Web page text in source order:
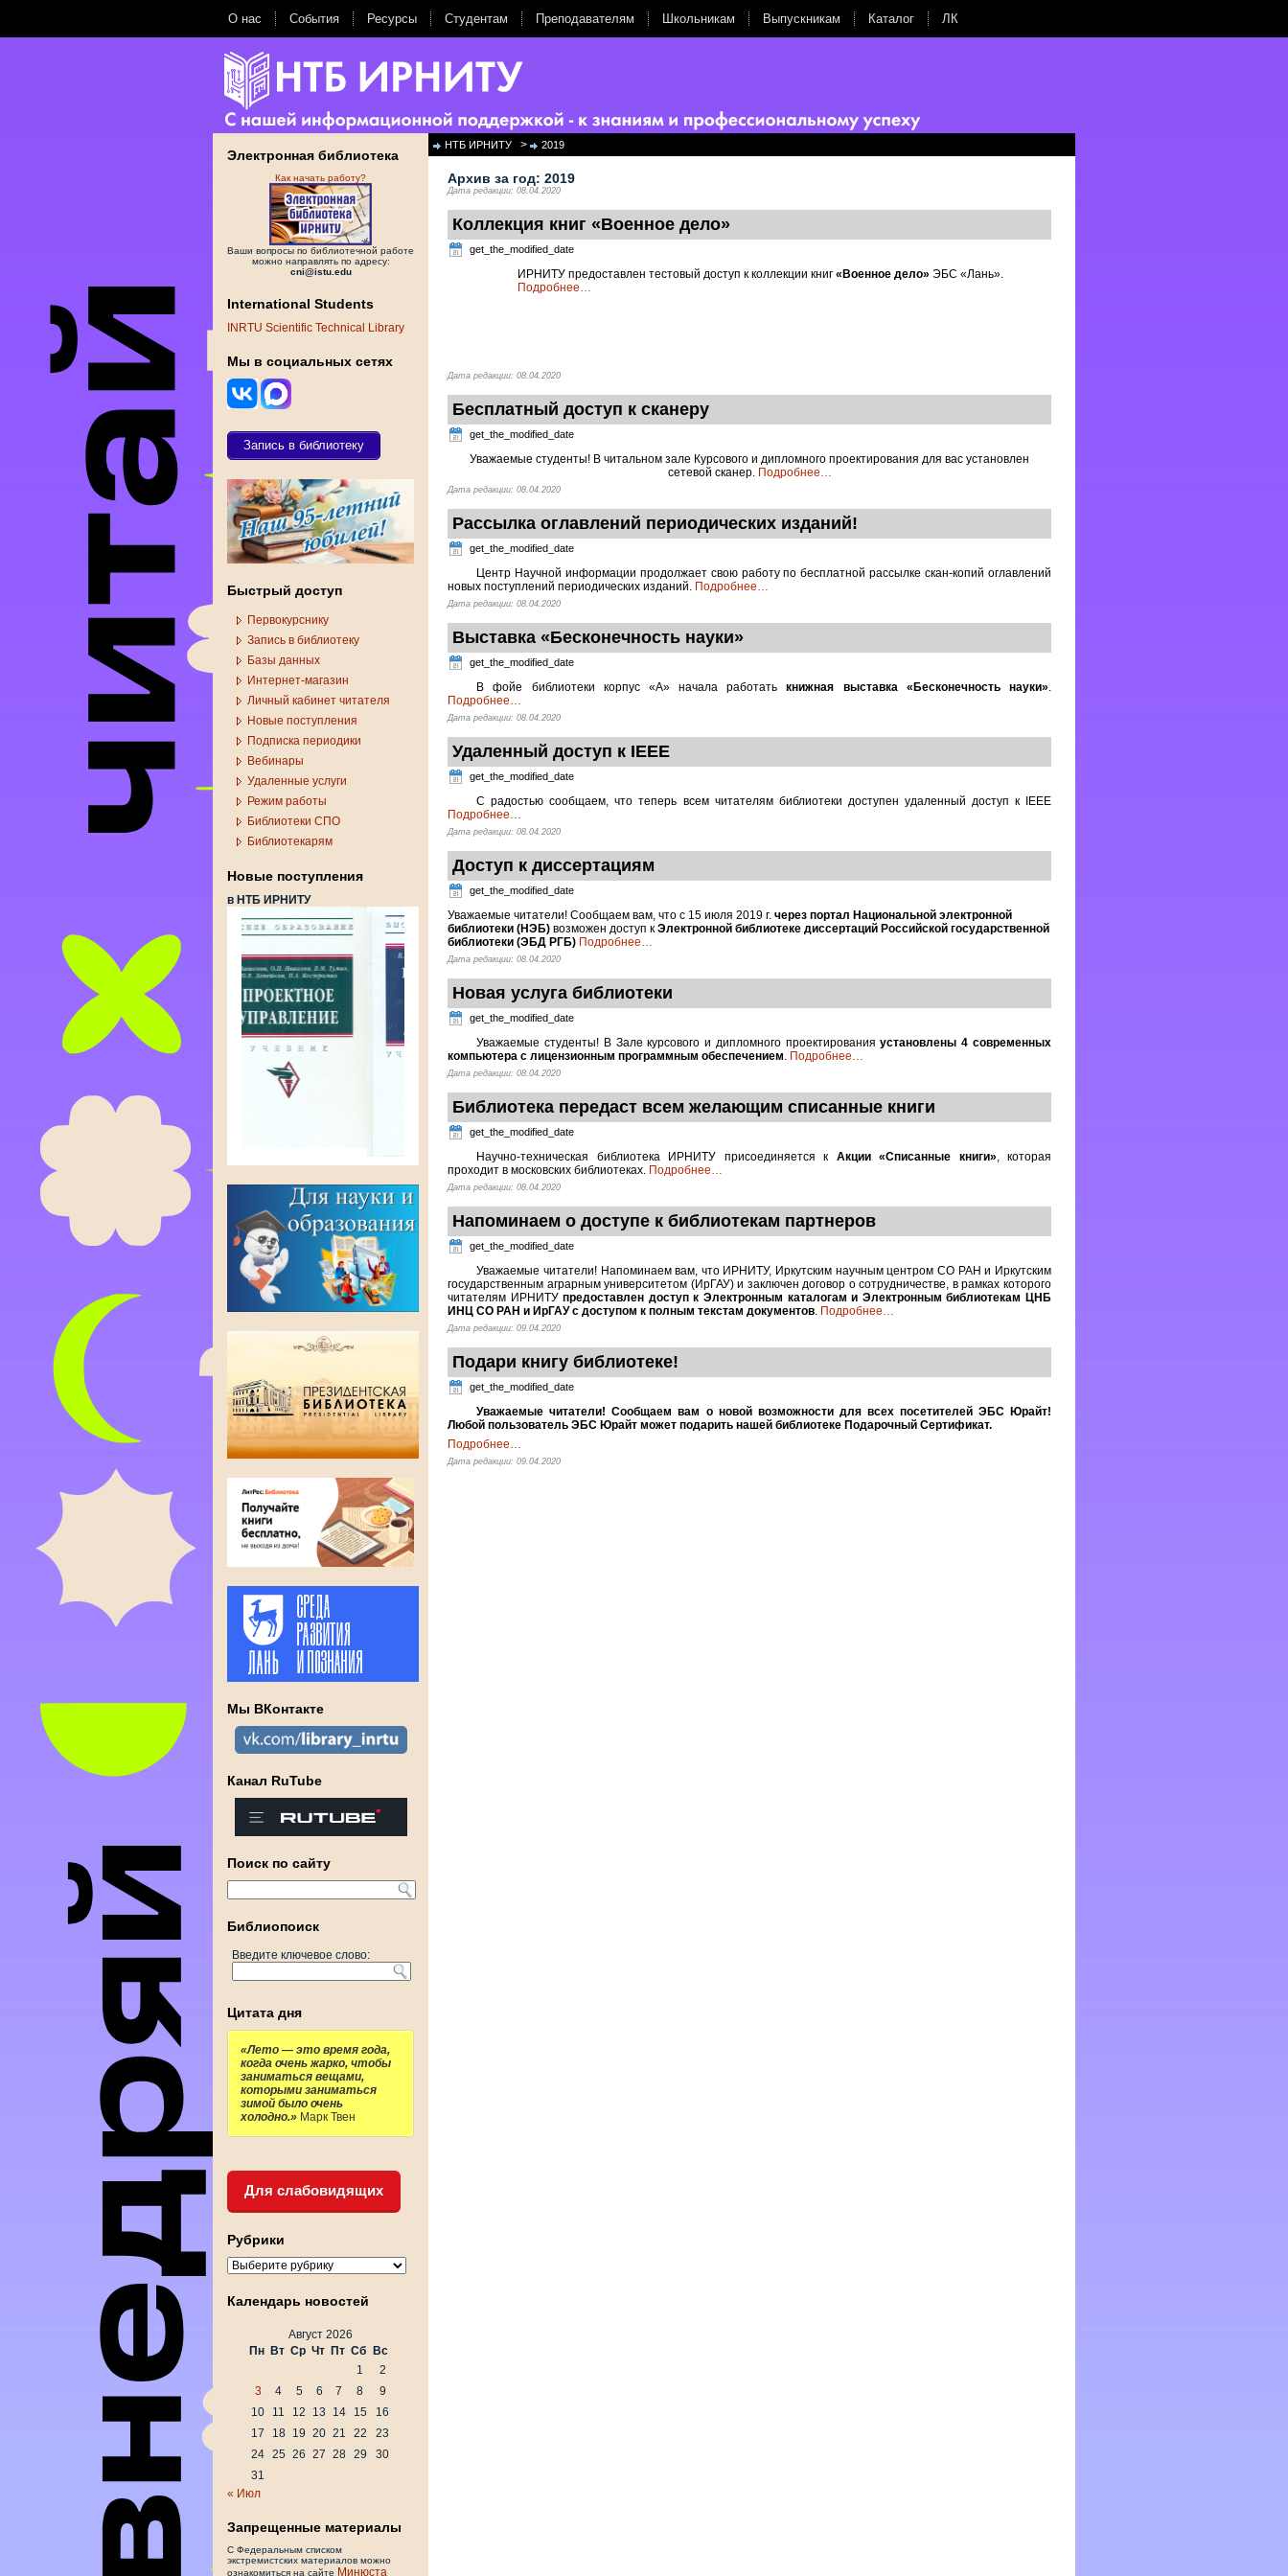
О нас События Ресурсы Студентам Преподавателям Школьникам Выпускникам Каталог ЛК
Электронная библиотека
Как начать работу?
Ваши вопросы по библиотечной работе
можно направлять по адресу:
cni@istu.edu
International Students
INRTU Scientific Technical Library
Мы в социальных сетях
Запись в библиотеку
Быстрый доступ
Первокурснику
Запись в библиотеку
Базы данных
Интернет-магазин
Личный кабинет читателя
Новые поступления
Подписка периодики
Вебинары
Удаленные услуги
Режим работы
Библиотеки СПО
Библиотекарям
Новые поступления
в НТБ ИРНИТУ
Мы ВКонтакте
Канал RuTube
Поиск по сайту
Библиопоиск
Введите ключевое слово:
Цитата дня
«Лето — это время года,
когда очень жарко, чтобы
заниматься вещами,
которыми заниматься
зимой было очень
холодно.» Марк Твен
Для слабовидящих
Рубрики
Рубрики
Календарь новостей
Август 2026
Пн Вт Ср Чт Пт Сб
Вс
1
2
3
4 5 6 7 8
9
10
11 12 13 14 15
16
17
18 19 20 21 22
23
24 25 26 27 28 29
30
31
« Июл
Запрещенные материалы
С Федеральным списком
экстремистских материалов можно
ознакомиться на сайте Минюста
НТБ ИРНИТУ > 2019
Архив за год: 2019
Дата редакции: 08.04.2020
Коллекция книг «Военное дело»
get_the_modified_date
ИРНИТУ предоставлен тестовый доступ к коллекции книг «Военное дело» ЭБС «Лань».
Подробнее…
Дата редакции: 08.04.2020
Бесплатный доступ к сканеру
get_the_modified_date
Уважаемые студенты! В читальном зале Курсового и дипломного проектирования для вас установлен
сетевой сканер. Подробнее…
Дата редакции: 08.04.2020
Рассылка оглавлений периодических изданий!
get_the_modified_date
Центр Научной информации продолжает свою работу по бесплатной рассылке скан-копий оглавлений
новых поступлений периодических изданий. Подробнее…
Дата редакции: 08.04.2020
Выставка «Бесконечность науки»
get_the_modified_date
В фойе библиотеки корпус «А» начала работатькнижная выставка «Бесконечность науки».
Подробнее…
Дата редакции: 08.04.2020
Удаленный доступ к IEEE
get_the_modified_date
С радостью сообщаем, что теперь всем читателям библиотеки доступен удаленный доступ к IEEE
Подробнее…
Дата редакции: 08.04.2020
Доступ к диссертациям
get_the_modified_date
Уважаемые читатели! Сообщаем вам, что с 15 июля 2019 г. через портал Национальной электронной
библиотеки (НЭБ) возможен доступ к Электронной библиотеке диссертаций Российской государственной
библиотеки (ЭБД РГБ) Подробнее…
Дата редакции: 08.04.2020
Новая услуга библиотеки
get_the_modified_date
Уважаемые студенты! В Зале курсового и дипломного проектированияустановлены 4 современных
компьютера с лицензионным программным обеспечением. Подробнее…
Дата редакции: 08.04.2020
Библиотека передаст всем желающим списанные книги
get_the_modified_date
Научно-техническая библиотека ИРНИТУ присоединяется к Акции «Списанные книги», которая
проходит в московских библиотеках. Подробнее…
Дата редакции: 08.04.2020
Напоминаем о доступе к библиотекам партнеров
get_the_modified_date
Уважаемые читатели! Напоминаем вам, что ИРНИТУ, Иркутским научным центром СО РАН и Иркутским
государственным аграрным университетом (ИрГАУ) и заключен договор о сотрудничестве, в рамках которого
читателям ИРНИТУпредоставлен доступ к Электронным каталогам и Электронным библиотекам ЦНБ
ИНЦ СО РАН и ИрГАУ с доступом к полным текстам документов. Подробнее…
Дата редакции: 09.04.2020
Подари книгу библиотеке!
get_the_modified_date
Уважаемые читатели!Сообщаем вам о новой возможности для всех посетителей ЭБС Юрайт!
Любой пользователь ЭБС Юрайт может подарить нашей библиотеке Подарочный Сертификат.
Подробнее…
Дата редакции: 09.04.2020